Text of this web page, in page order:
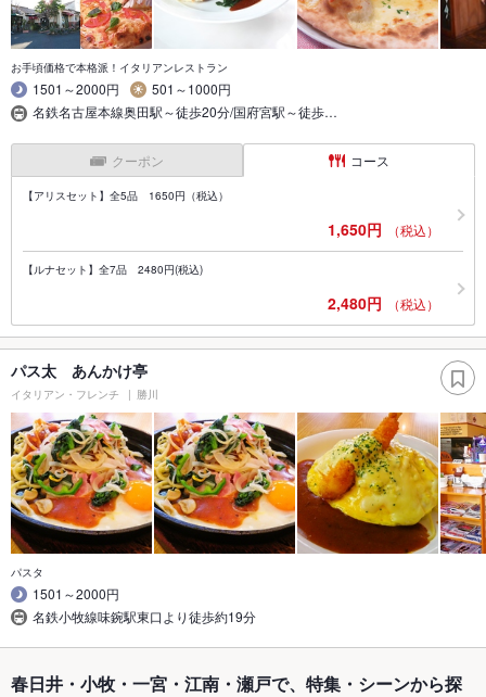
お手頃価格で本格派！イタリアンレストラン
1501～2000円
501～1000円
名鉄名古屋本線奥田駅～徒歩20分/国府宮駅～徒歩…
クーポン コース
【アリスセット】全5品 1650円（税込）
1,650円 （税込）
【ルナセット】全7品 2480円(税込)
2,480円 （税込）
パス太 あんかけ亭
イタリアン・フレンチ 勝川
パスタ
1501～2000円
名鉄小牧線味鋺駅東口より徒歩約19分
春日井・小牧・一宮・江南・瀬戸で、特集・シーンから探